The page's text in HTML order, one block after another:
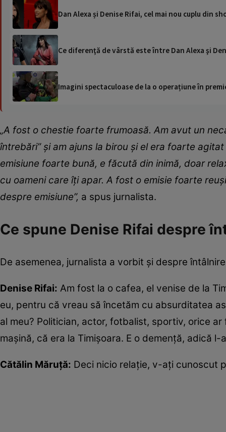
Dan Alexa și Denise Rifai, cel mai nou cuplu din
Ce diferenţă de vârstă este între Dan Alexa şi
Imagini spectaculoase de la o operațiune în
„A fost o chestie foarte frumoasă. Am avut un
întrebări” și am ajuns la birou și el era foarte
emisiune foarte bună, e făcută din inimă, doar
cu oameni care îți apar. A fost o emisie foarte
despre emisiune”, a spus jurnalista.
Ce spune Denise Rifai despre
De asemenea, jurnalista a vorbit și despre
Denise Rifai: Am fost la o cafea, el venise de la
eu, pentru că vreau să încetăm cu absurditatea
al meu? Politician, actor, fotbalist, sportiv, orice
mașină, că era la Timișoara. E o demență, adică
Cătălin Măruță: Deci nicio relație, v-ați cunoscut